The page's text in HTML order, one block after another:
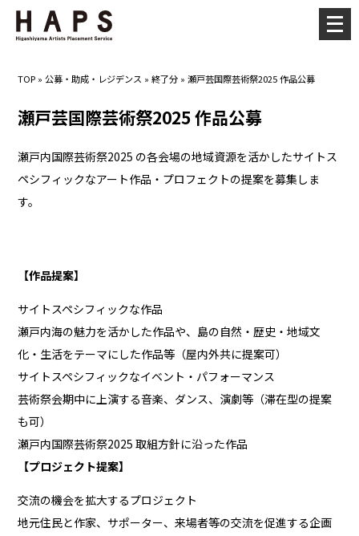
TOP »公募・助成・レジデンス »終了分 »瀬戸芸国際芸術祭2025 作品公募
瀬戸芸国際芸術祭2025 作品公募
瀬戸内国際芸術祭2025 の各会場の地域資源を活かしたサイトス
ペシフィックなアート作品・プロフェクトの提案を募集しま
す。
【作品提案】
サイトスペシフィックな作品
瀬戸内海の魅力を活かした作品や、島の自然・歴史・地域文
化・生活をテーマにした作品等（屋内外共に提案可）
サイトスペシフィックなイベント・パフォーマンス
芸術祭会期中に上演する音楽、ダンス、演劇等（滞在型の提案
も可）
瀬戸内国際芸術祭2025 取組方針に沿った作品
【プロジェクト提案】
交流の機会を拡大するプロジェクト
地元住民と作家、サポーター、来場者等の交流を促進する企画
メ
ニ
く